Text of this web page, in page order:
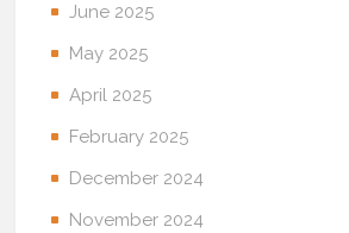
June 2025
May 2025
April 2025
February 2025
December 2024
November 2024